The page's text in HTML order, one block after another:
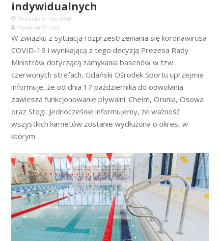
indywidualnych
16 października 2020
Pływalnia Orunia
W związku z sytuacją rozprzestrzeniania się koronawirusa
COVID-19 i wynikającą z tego decyzją Prezesa Rady
Ministrów dotyczącą zamykania basenów w tzw.
czerwonych strefach, Gdański Ośrodek Sportu uprzejmie
informuje, że od dnia 17 października do odwołania
zawiesza funkcjonowanie pływalni: Chełm, Orunia, Osowa
oraz Stogi. Jednocześnie informujemy, że ważność
wszystkich karnetów zostanie wydłużona o okres, w
którym…